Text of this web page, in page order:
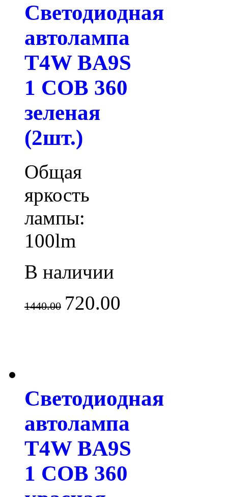
Светодиодная
автолампа
T4W BA9S
1 COB 360
зеленая
(2шт.)
Общая
яркость
лампы:
100lm
В наличии
1440.00 720.00
Светодиодная
автолампа
T4W BA9S
1 COB 360